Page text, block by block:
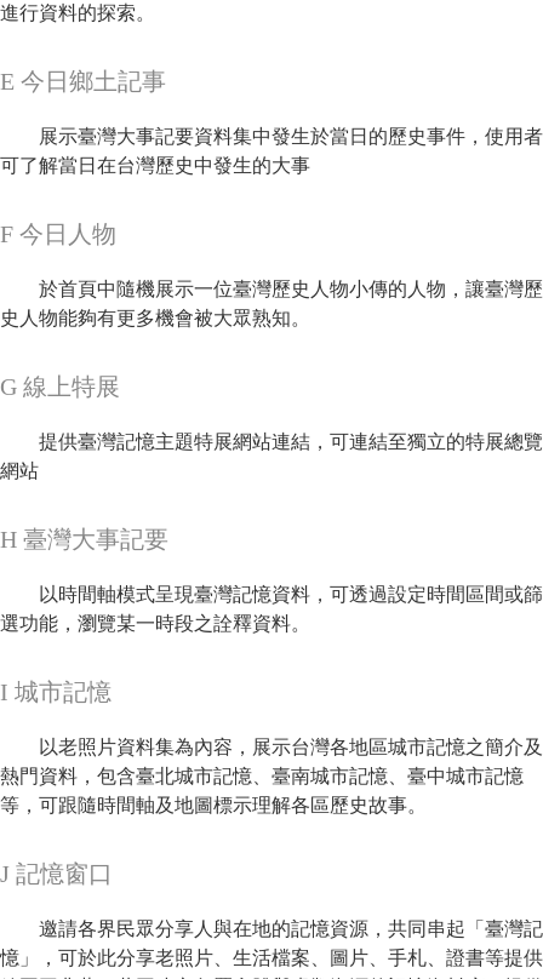
進行資料的探索。
E 今日鄉土記事
展示臺灣大事記要資料集中發生於當日的歷史事件，使用者
可了解當日在台灣歷史中發生的大事
F 今日人物
於首頁中隨機展示一位臺灣歷史人物小傳的人物，讓臺灣歷
史人物能夠有更多機會被大眾熟知。
G 線上特展
提供臺灣記憶主題特展網站連結，可連結至獨立的特展總覽
網站
H 臺灣大事記要
以時間軸模式呈現臺灣記憶資料，可透過設定時間區間或篩
選功能，瀏覽某一時段之詮釋資料。
I 城市記憶
以老照片資料集為內容，展示台灣各地區城市記憶之簡介及
熱門資料，包含臺北城市記憶、臺南城市記憶、臺中城市記憶
等，可跟隨時間軸及地圖標示理解各區歷史故事。
J 記憶窗口
邀請各界民眾分享人與在地的記憶資源，共同串起「臺灣記
憶」，可於此分享老照片、生活檔案、圖片、手札、證書等提供